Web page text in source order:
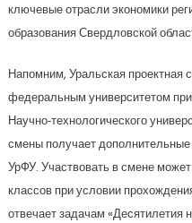
ключевые отрасли экономики
образования Свердловской
Напомним, Уральская проектная
федеральным университетом
Научно‑технологического
смены получает
УрФУ. Участвовать в смене
классов при условии
отвечает задачам «Десятилетия